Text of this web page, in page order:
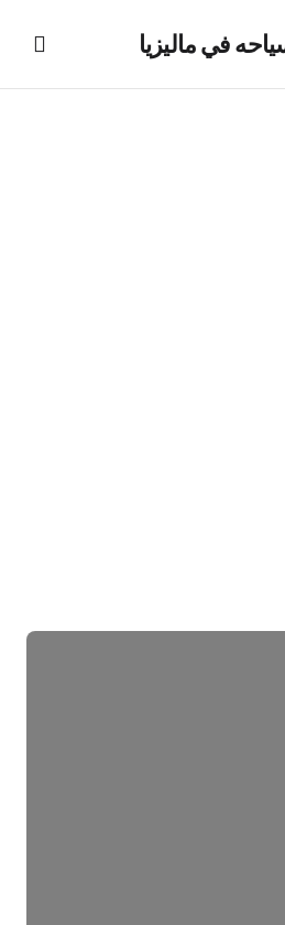
في ماليزيا